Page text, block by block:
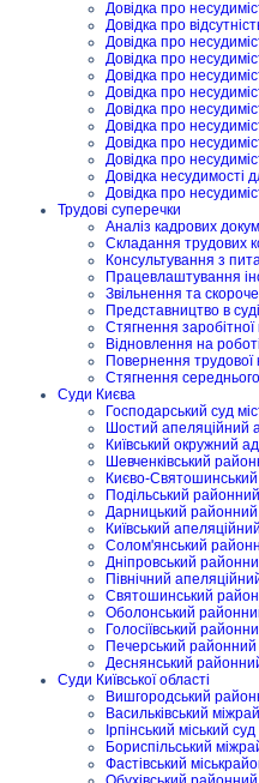
Довідка про
Довідка про
Довідка про
Довідка про
Довідка про
Довідка про
Довідка про
Довідка про
Довідка про
Довідка про
Довідка несудимості
Довідка про
Трудові суперечки
Аналіз кадрових
Складання трудових
Консультування з
Працевлаштування
Звільнення та
Представництво в суді
Стягнення заробітної
Відновлення на роботі
Повернення трудової
Стягнення
Суди Києва
Господарський суд
Шостий апеляційний
Київський окружний
Шевченківський
Києво-Святошинський
Подільський
Дарницький районний
Київський
Солом'янський
Дніпровський
Північний
Святошинський
Оболонський
Голосіївський
Печерський районний
Деснянський
Суди Київської області
Вишгородський
Васильківський
Ірпінський міський
Бориспільський
Фастівський